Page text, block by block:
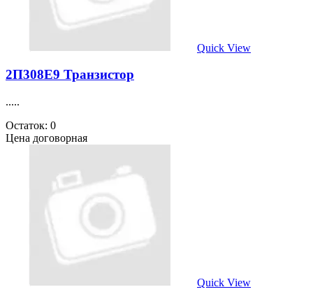
Quick View
2П308Е9 Транзистор
.....
Остаток: 0
Цена договорная
Quick View